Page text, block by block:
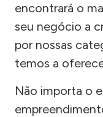
encontrará o
seu negócio a
por nossas
temos a
Não importa o